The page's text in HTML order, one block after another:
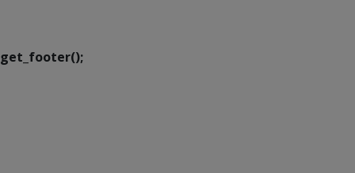
get_footer();